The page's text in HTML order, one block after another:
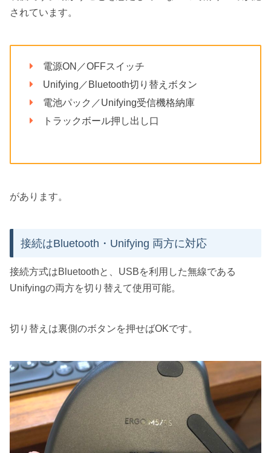
されています。
電源ON／OFFスイッチ
Unifying／Bluetooth切り替えボタン
電池パック／Unifying受信機格納庫
トラックボール押し出し口
があります。
接続はBluetooth・Unifying 両方に対応
接続方式はBluetoothと、USBを利用した無線である
Unifyingの両方を切り替えて使用可能。
切り替えは裏側のボタンを押せばOKです。